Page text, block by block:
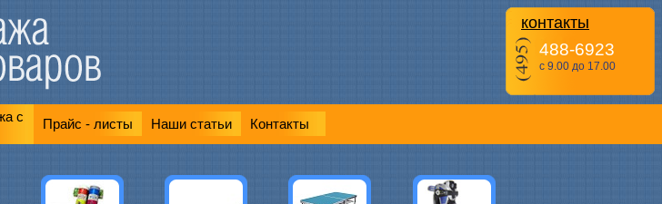
контакты
488-6923
с 9.00 до 17.00
с
Прайс - листы Наши статьи Контакты